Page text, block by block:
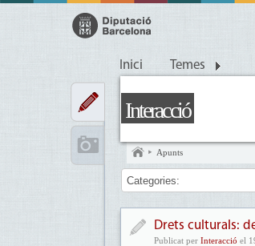
Inici Temes
Interacció
Apunts
Categories:
Drets culturals:
Publicat per Interacció el